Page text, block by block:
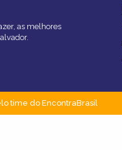
as melhores
time do EncontraBrasil